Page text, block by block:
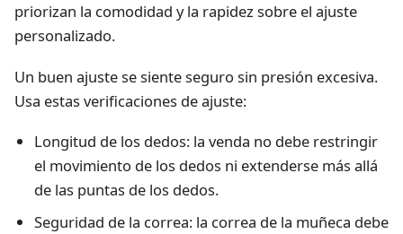
priorizan la comodidad y la rapidez sobre el ajuste
personalizado.
Un buen ajuste se siente seguro sin presión excesiva.
Usa estas verificaciones de ajuste:
Longitud de los dedos: la venda no debe restringir
el movimiento de los dedos ni extenderse más allá
de las puntas de los dedos.
Seguridad de la correa: la correa de la muñeca debe